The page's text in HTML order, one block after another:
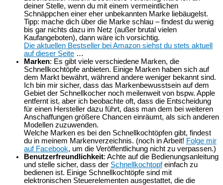
deiner Stelle, wenn du mit einem vermeintlichen
Schnäppchen einer eher unbekannten Marke liebäugelst.
Tipp: mache dich über die Marke schlau – findest du wenig
bis gar nichts dazu im Netz (außer brutal vielen
Kaufangeboten), dann wäre ich vorsichtig.
Die aktuellen Bestseller bei Amazon siehst du stets aktuell
auf dieser Seite …
Marken: Es gibt viele verschiedene Marken, die
Schnellkochtöpfe anbieten. Einige Marken haben sich auf
dem Markt bewährt, während andere weniger bekannt sind.
Ich bin mir sicher, dass das Markenbewusstsein auf dem
Gebiet der Schnellkocher noch meilenweit von bspw. Apple
entfernt ist, aber ich beobachte oft, dass die Entscheidung
für einen Hersteller dazu führt, dass man dem bei weiteren
Anschaffungen größere Chancen einräumt, als sich anderen
Modellen zuzuwenden.
Welche Marken es bei den Schnellkochtöpfen gibt, findest
du in meinem Markenverzeichnis. (noch in Arbeit! Folge mir
auf Facebook, um die Veröffentlichung nicht zu verpassen.)
Benutzerfreundlichkeit: Achte auf die Bedienungsanleitung
und stelle sicher, dass der Schnellkochtopfeinfach zu
bedienen ist. Einige Schnellkochtöpfe sind mit
elektronischen Steuerelementen ausgestattet, die die